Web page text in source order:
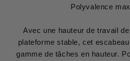
Polyvalence
Avec une hauteur de travail
plateforme stable, cet
gamme de tâches en hauteur.